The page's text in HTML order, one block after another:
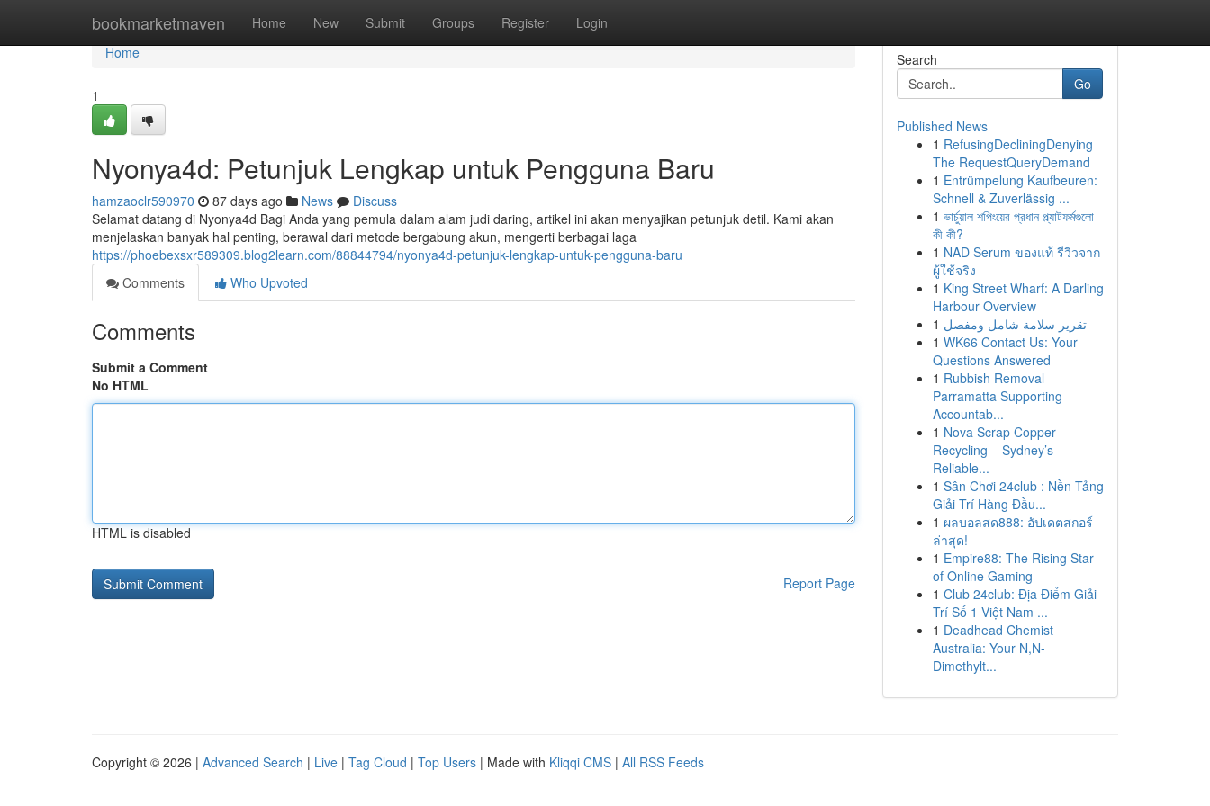
bookmarketmaven Home New Submit Groups Register Login
Home
Home
1
Nyonya4d: Petunjuk Lengkap untuk Pengguna Baru
hamzaoclr590970 87 days ago News
Discuss
Selamat datang di Nyonya4d Bagi Anda yang pemula dalam alam judi daring, artikel ini akan menyajikan petunjuk detil. Kami akan
menjelaskan banyak hal penting, berawal dari metode bergabung akun, mengerti berbagai laga
https://phoebexsxr589309.blog2learn.com/88844794/nyonya4d-petunjuk-lengkap-untuk-pengguna-baru
Comments
Who Upvoted
Comments
Submit a Comment
No HTML
HTML is disabled
Report Page
Search
Go
Published News
1 RefusingDecliningDenying
The RequestQueryDemand
1 Entrümpelung Kaufbeuren:
Schnell & Zuverlässig ...
1 ভার্চুয়াল শপিংয়ের প্রধান প্ল্যাটফর্মগুলো
কী কী?
1 NAD Serum ของแท้ รีวิวจาก
ผู้ใช้จริง
1 King Street Wharf: A Darling
Harbour Overview
1 تقرير سلامة شامل ومفصل
1 WK66 Contact Us: Your
Questions Answered
1 Rubbish Removal
Parramatta Supporting
Accountab...
1 Nova Scrap Copper
Recycling – Sydney’s
Reliable...
1 Sân Chơi 24club : Nền Tảng
Giải Trí Hàng Đầu...
1 ผลบอลสด888: อัปเดตสกอร์
ล่าสุด!
1 Empire88: The Rising Star
of Online Gaming
1 Club 24club: Địa Điểm Giải
Trí Số 1 Việt Nam ...
1 Deadhead Chemist
Australia: Your N,N-
Dimethylt...
Copyright © 2026 | Advanced Search | Live | Tag Cloud | Top Users | Made with Kliqqi CMS | All RSS Feeds